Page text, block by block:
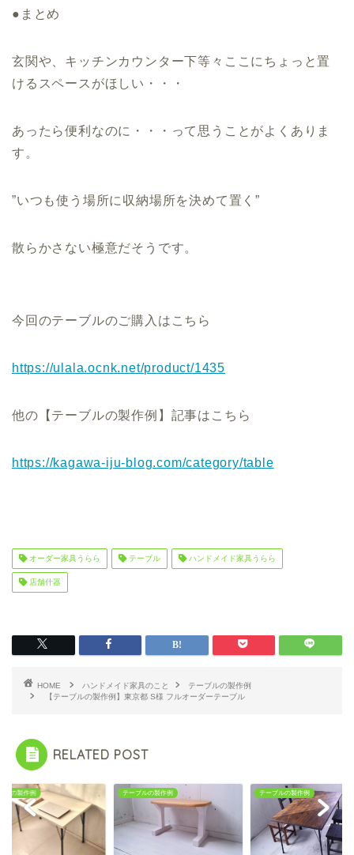
●まとめ
玄関や、キッチンカウンター下等々ここにちょっと置
けるスペースがほしい・・・
あったら便利なのに・・・って思うことがよくありま
す。
”いつも使う場所に収納場所を決めて置く”
散らかさない極意だそうです。
今回のテーブルのご購入はこちら
https://ulala.ocnk.net/product/1435
他の【テーブルの製作例】記事はこちら
https://kagawa-iju-blog.com/category/table
オーダー家具うらら テーブル ハンドメイド家具うらら
店舗什器
HOME ハンドメイド家具のこと
テーブルの製作例
【テーブルの製作例】東京都 S様 フルオーダーテーブル
RELATED POST
ルの製作例 テーブルの製作例 テーブルの製作例